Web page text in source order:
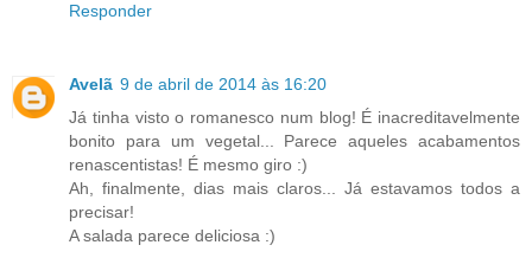
Responder
Avelã 9 de abril de 2014 às 16:20
Já tinha visto o romanesco num blog! É inacreditavelmente
bonito para um vegetal... Parece aqueles acabamentos
renascentistas! É mesmo giro :)
Ah, finalmente, dias mais claros... Já estavamos todos a
precisar!
A salada parece deliciosa :)